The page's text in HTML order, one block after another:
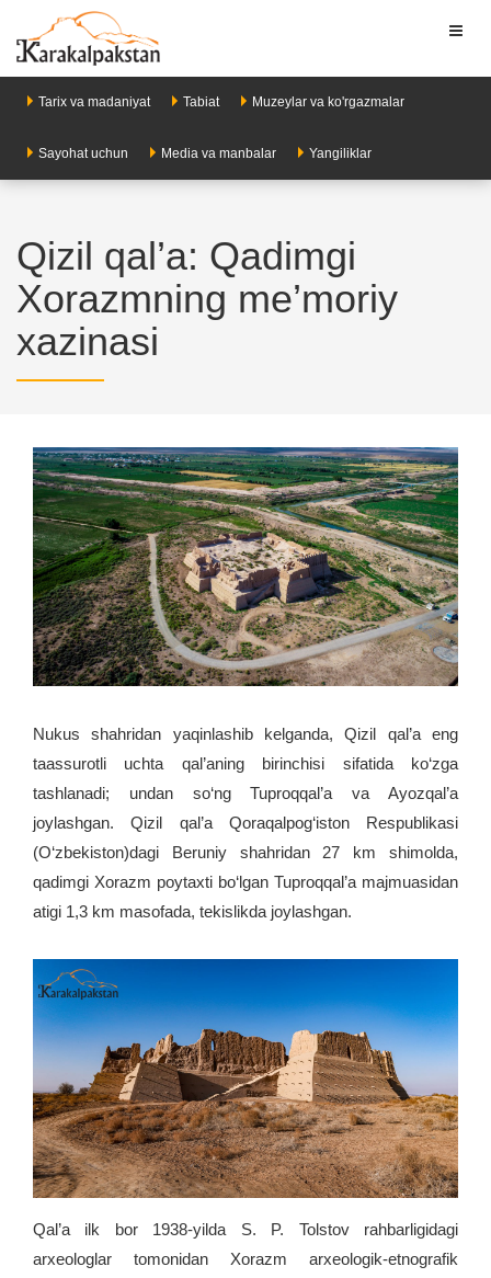
Tarix va madaniyat Tabiat Muzeylar va ko'rgazmalar
Sayohat uchun Media va manbalar Yangiliklar
Qizil qal’a: Qadimgi
Xorazmning me’moriy
xazinasi
Nukus shahridan yaqinlashib kelganda, Qizil qal’a eng
taassurotli uchta qal’aning birinchisi sifatida ko‘zga
tashlanadi; undan so‘ng Tuproqqal’a va Ayozqal’a
joylashgan. Qizil qal’a Qoraqalpog‘iston Respublikasi
(O‘zbekiston)dagi Beruniy shahridan 27 km shimolda,
qadimgi Xorazm poytaxti bo‘lgan Tuproqqal’a majmuasidan
atigi 1,3 km masofada, tekislikda joylashgan.
Qal’a ilk bor 1938-yilda S. P. Tolstov rahbarligidagi
arxeologlar tomonidan Xorazm arxeologik-etnografik